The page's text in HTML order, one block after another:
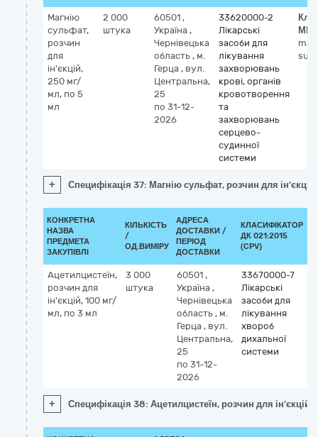
Магнію
сульфат,
розчин
для
ін'єкцій,
250 мг/
мл, по 5
мл
2 000
штука
60501 ,
Україна ,
Чернівецька
область , м.
Герца , вул.
Центральна,
25
по 31-12-
2026
33620000-2
Лікарські
засоби для
лікування
захворювань
крові, органів
кровотворення
та
захворювань
серцево-
судинної
системи
МНН
+ Специфікація 37: Магнію сульфат, розчин для
КОНКРЕТНА
НАЗВА
ПРЕДМЕТА
ЗАКУПІВЛІ
КІЛЬКІСТЬ
/
ОД.ВИМІРУ
АДРЕСА
ДОСТАВКИ /
ПЕРІОД
ДОСТАВКИ
КЛАСИФІКАТОР
ДК 021:2015
(CPV)
Ацетилцистеїн,
розчин для
ін'єкцій, 100 мг/
мл, по 3 мл
3 000
штука
60501 ,
Україна ,
Чернівецька
область , м.
Герца , вул.
Центральна,
25
по 31-12-
2026
33670000-7
Лікарські
засоби для
лікування
хвороб
дихальної
системи
+ Специфікація 38: Ацетилцистеїн, розчин для